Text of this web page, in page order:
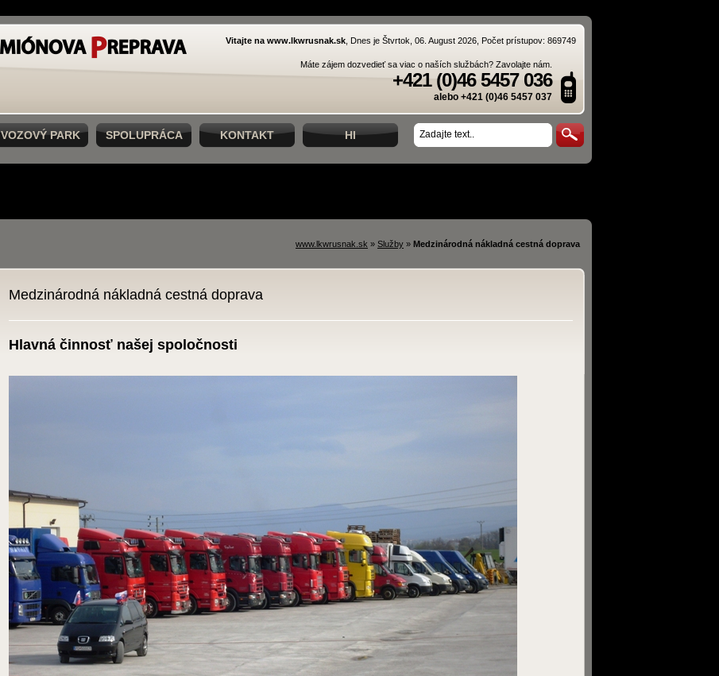
Vitajte na www.lkwrusnak.sk , Dnes je Štvrtok, 06. August 2026, Počet prístupov: 869749
Máte zájem dozvedieť sa viac o naších službách? Zavolajte nám.
+421 (0)46 5457 036
alebo +421 (0)46 5457 037
VOZOVÝ PARK SPOLUPRÁCA KONTAKT HI
www.lkwrusnak.sk » Služby » Medzinárodná nákladná cestná doprava
Medzinárodná nákladná cestná doprava
Hlavná činnosť našej spoločnosti